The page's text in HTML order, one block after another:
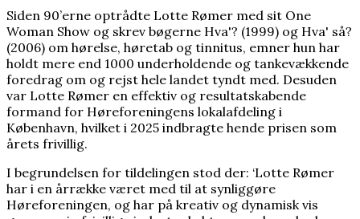
Siden 90’erne optrådte Lotte Rømer med sit One
Woman Show og skrev bøgerne Hva'? (1999) og Hva' så?
(2006) om hørelse, høretab og tinnitus, emner hun har
holdt mere end 1000 underholdende og tankevækkende
foredrag om og rejst hele landet tyndt med. Desuden
var Lotte Rømer en effektiv og resultatskabende
formand for Høreforeningens lokalafdeling i
København, hvilket i 2025 indbragte hende prisen som
årets frivillig.
I begrundelsen for tildelingen stod der: ‘Lotte Rømer
har i en årrække været med til at synliggøre
Høreforeningen, og har på kreativ og dynamisk vis